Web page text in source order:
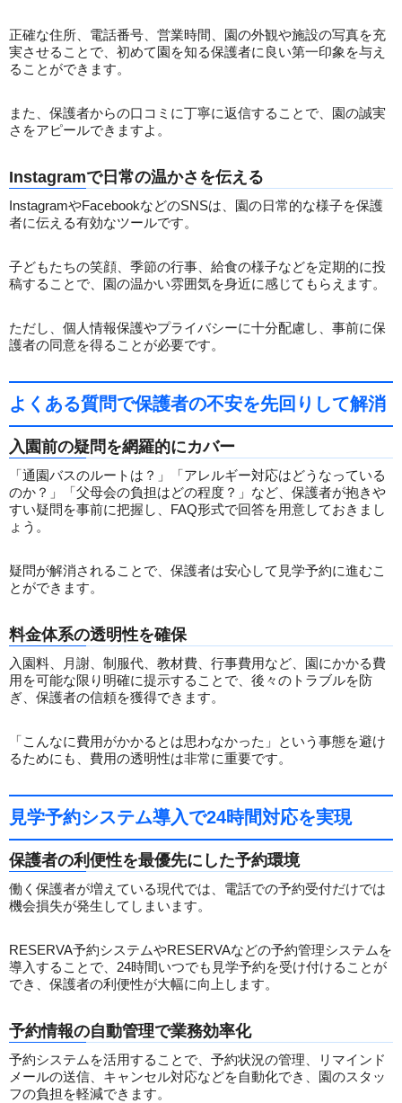
正確な住所、電話番号、営業時間、園の外観や施設の写真を充
実させることで、初めて園を知る保護者に良い第一印象を与え
ることができます。
また、保護者からの口コミに丁寧に返信することで、園の誠実
さをアピールできますよ。
Instagramで日常の温かさを伝える
InstagramやFacebookなどのSNSは、園の日常的な様子を保護
者に伝える有効なツールです。
子どもたちの笑顔、季節の行事、給食の様子などを定期的に投
稿することで、園の温かい雰囲気を身近に感じてもらえます。
ただし、個人情報保護やプライバシーに十分配慮し、事前に保
護者の同意を得ることが必要です。
よくある質問で保護者の不安を先回りして解消
入園前の疑問を網羅的にカバー
「通園バスのルートは？」「アレルギー対応はどうなっている
のか？」「父母会の負担はどの程度？」など、保護者が抱きや
すい疑問を事前に把握し、FAQ形式で回答を用意しておきまし
ょう。
疑問が解消されることで、保護者は安心して見学予約に進むこ
とができます。
料金体系の透明性を確保
入園料、月謝、制服代、教材費、行事費用など、園にかかる費
用を可能な限り明確に提示することで、後々のトラブルを防
ぎ、保護者の信頼を獲得できます。
「こんなに費用がかかるとは思わなかった」という事態を避け
るためにも、費用の透明性は非常に重要です。
見学予約システム導入で24時間対応を実現
保護者の利便性を最優先にした予約環境
働く保護者が増えている現代では、電話での予約受付だけでは
機会損失が発生してしまいます。
RESERVA予約システムやRESERVAなどの予約管理システムを
導入することで、24時間いつでも見学予約を受け付けることが
でき、保護者の利便性が大幅に向上します。
予約情報の自動管理で業務効率化
予約システムを活用することで、予約状況の管理、リマインド
メールの送信、キャンセル対応などを自動化でき、園のスタッ
フの負担を軽減できます。